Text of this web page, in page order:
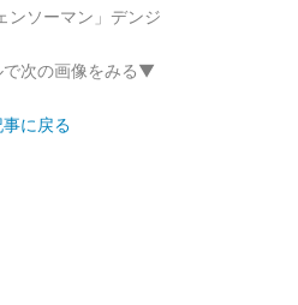
ンソーマン」デンジ
次の画像をみる▼
事に戻る